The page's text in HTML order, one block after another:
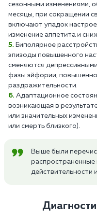
сезонными изменениями,
месяцы, при сокращении
включают упадок
изменение аппетита и
Биполярное
эпизоды повышенного
сменяются
фазы эйфории,
раздражительности.
Адаптационное
возникающая в
или значительных
или смерть близкого).
Выше были
распространенные
действительности